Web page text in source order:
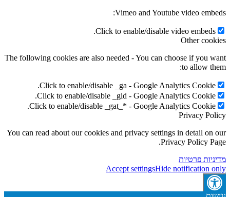
Vimeo and Youtube
Click to enable/disable
The following cookies are also needed - You can
Click to enable/disable _ga - Google
Click to enable/disable _gid - Google
Click to enable/disable _gat_* - Google
You can read about our cookies and privacy settings
Accept settingsHide